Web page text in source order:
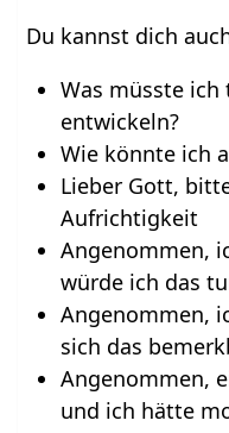
Du kannst dich
Was müsste
entwickeln?
Wie könnte ich
Lieber Gott,
Aufrichtigkeit
Angenommen,
würde ich das
Angenommen,
sich das
Angenommen,
und ich hätte